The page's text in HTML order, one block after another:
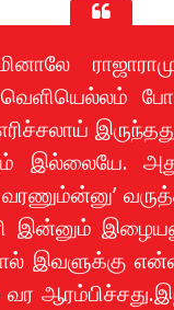
இல்லையே.
இன்னும்
இவளுக்கு